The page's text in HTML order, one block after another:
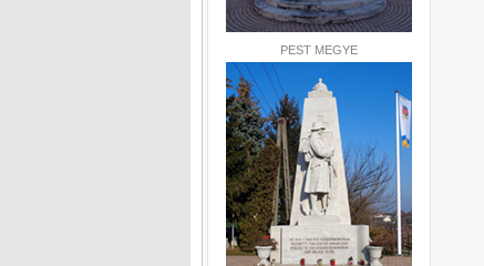
PEST MEGYE